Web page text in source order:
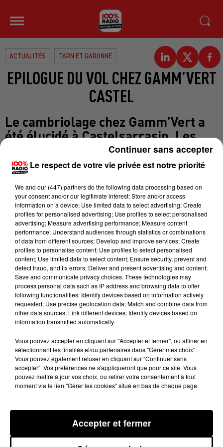
ACTUALITÉS TARN ET GARONNE
EPILOGUE DU VOL CHEZ GAMM’VERT
CASTEL
Le cambriolage chez Gamm’Vert a
été élucidé à Castelsarrasin. Les
faits datent du 2 mai dernier. 9000 €
de préjudice en tout, entre le vol de
matériel et les dégradations
commises. Un homme avait été
identifié grâce à son ADN et c’est
son témoignage qui a permis aux
policiers de Castel de loger le
deuxième suspect, âgé de 26 ans. Il
a été interpellé le 5 novembre et a
reconnu les faits. Ce natif de
Montech sera jugé prochainement.
Le premier suspect identifié est
décédé entre temps, suite à un
accident de voiture. BV
Publié : 7 novembre 2014 à 17h18
Le respect de votre vie privée est notre priorité
We and our (447) partnersdo the following data processing based on
your consent and/or our legitimate interest: Store and/or access
information on a device; Use limited data to select advertising; Create
profiles for personalised advertising; Use profiles to select personalised
advertising; Measure advertising performance; Measure content
performance; Understand audiences through statistics or combinations
of data from different sources; Develop and improve services; Create
profiles to personalise content; Use profiles to select personalised
content; Use limited data to select content; Ensure security, prevent and
detect fraud, and fix errors; Deliver and present advertising and content;
Save and communicate privacy choices. These technologies may
process personal data such as IP address and browsing data to offer
following functionalities: Identify devices based on information actively
requested; Use precise geolocation data; Match and combine data from
other data sources; Link different devices; Identify devices based on
information transmitted automatically.
Vous pouvez accepter en cliquant sur "Accepter et fermer", ou affiner en
sélectionnant les finalités et/ou partenaires dans "Gérer mes choix".
Vous pouvez également refuser en cliquant sur "Continuer sans
accepter". Vos préférences ne s'appliqueront que pour ce site. Vous
pouvez mettre à jour vos choix, ou retirer votre consentement à tout
moment via le lien "Gérer les cookies" situé en bas de chaque page.
Accepter et fermer
Continuer sans accepter